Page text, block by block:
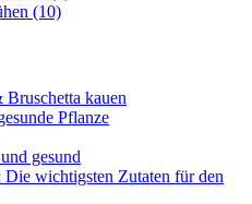
(10)
Bruschetta kauen
Pflanze
gesund
Die wichtigsten Zutaten für den